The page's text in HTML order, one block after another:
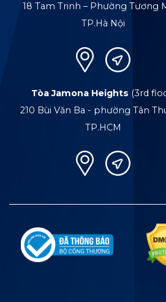
18 Tam Trinh – Phường Tương
TP.Hà Nội
Tòa Jamona Heights (3rd
210 Bùi Văn Ba - phường Tân
TP.HCM